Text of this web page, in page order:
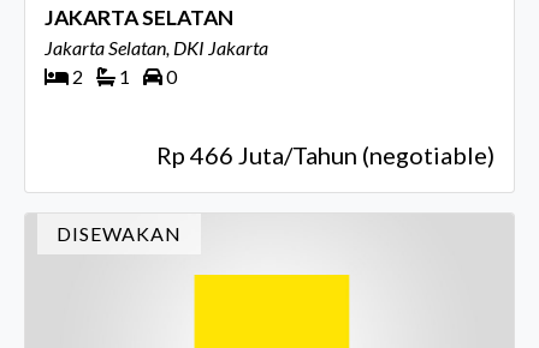
JAKARTA SELATAN
Jakarta Selatan, DKI Jakarta
2
1 0
Rp 466 Juta/Tahun (negotiable)
DISEWAKAN